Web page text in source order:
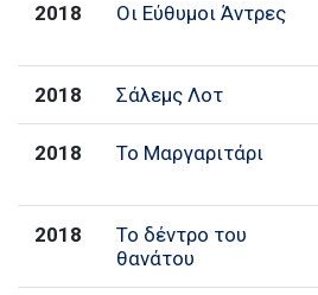
2018 Οι Εύθυμοι Άντρες
2018 Σάλεμς Λοτ
2018 Το Μαργαριτάρι
2018
Το δέντρο του
θανάτου